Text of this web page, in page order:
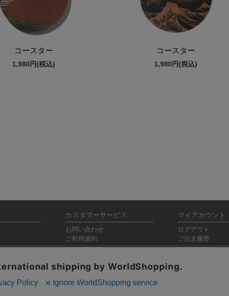
コースター
1,980円(税込)
コースター
1,980円(税込)
カスタマーサービス
お問い合わせ
ご利用規約
ご利用ガイド
会社概要
マイアカウント
ログアウト
ご注文履歴
お気に入りリスト